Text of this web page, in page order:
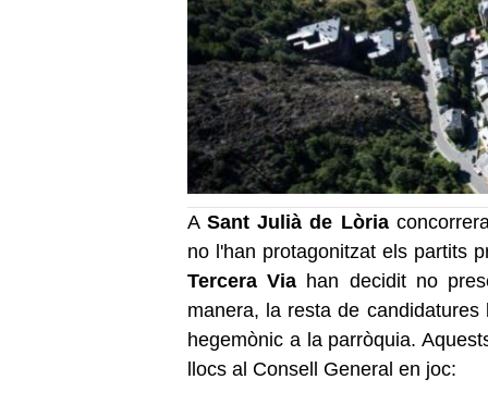
ASant Julià de Lòria
no l'han protagonitzat els partits
Tercera Via han decidit no
manera, la resta de
hegemònic a la parròquia.
llocs al Consell General en joc: